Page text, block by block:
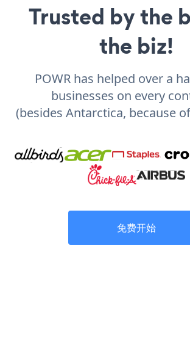
Trusted by the
the biz!
POWR has helped over a
businesses on every
(besides Antarctica, because
免费开始